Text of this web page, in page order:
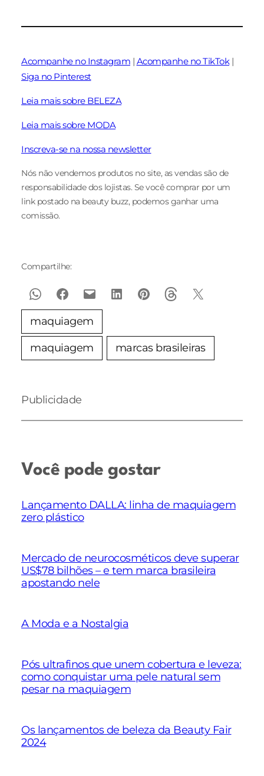
Acompanhe no Instagram | Acompanhe no TikTok|
Siga no Pinterest
Leia mais sobre BELEZA
Leia mais sobre MODA
Inscreva-se na nossa newsletter
Nós não vendemos produtos no site, as vendas são de
responsabilidade dos lojistas. Se você comprar por um
link postado na beauty buzz, podemos ganhar uma
comissão.
Compartilhe:
maquiagem
maquiagem marcas brasileiras
Publicidade
Você pode gostar
Lançamento DALLA: linha de maquiagem
zero plástico
Mercado de neurocosméticos deve superar
US$78 bilhões – e tem marca brasileira
apostando nele
A Moda e a Nostalgia
Pós ultrafinos que unem cobertura e leveza:
como conquistar uma pele natural sem
pesar na maquiagem
Os lançamentos de beleza da Beauty Fair
2024